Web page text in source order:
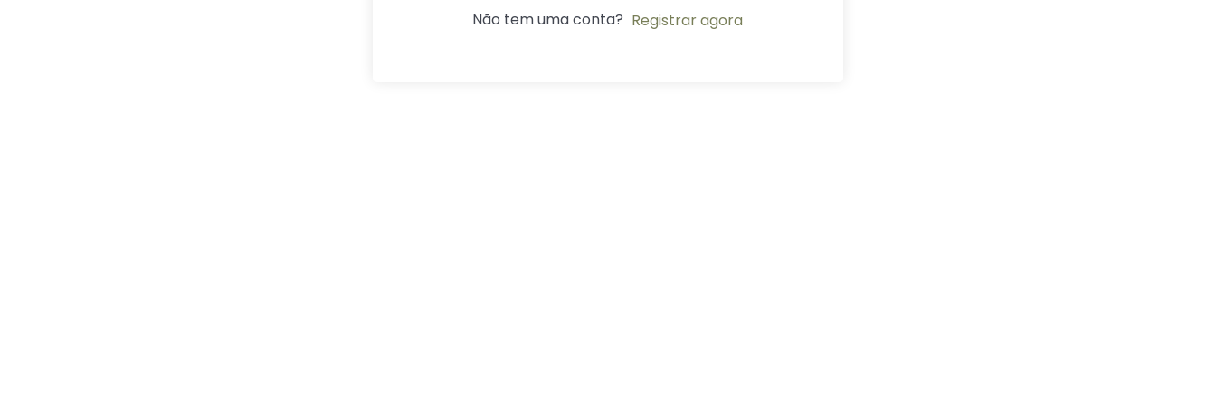
Não tem uma conta? Registrar agora